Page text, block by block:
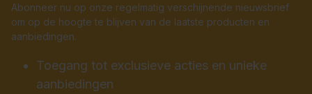
Abonneer nu op onze regelmatig verschijnende nieuwsbrief
om op de hoogte te blijven van de laatste producten en
aanbiedingen.
Toegang tot exclusieve acties en unieke
aanbiedingen